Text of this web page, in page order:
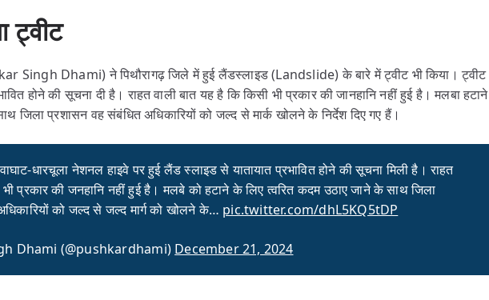
ट्वीट
Singh Dhami) ने पिथौरागढ़ जिले में हुई लैंडस्लाइड (Landslide) के बारे में ट्वीट भी किया। ट्वीट
होने की सूचना दी है। राहत वाली बात यह है कि किसी भी प्रकार की जानहानि नहीं हुई है। मलबा हटाने
जिला प्रशासन वह संबंधित अधिकारियों को जल्द से मार्क खोलने के निर्देश दिए गए हैं।
धारचूला नेशनल हाइवे पर हुई लैंड स्लाइड से यातायात प्रभावित होने की सूचना मिली है। राहत
प्रकार की जनहानि नहीं हुई है। मलबे को हटाने के लिए त्वरित कदम उठाए जाने के साथ जिला
को जल्द से जल्द मार्ग को खोलने के… pic.twitter.com/dhL5KQ5tDP
Dhami (@pushkardhami) December 21, 2024